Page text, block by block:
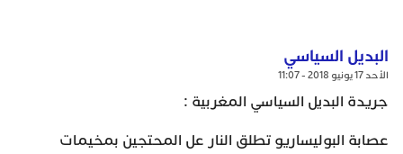
البديل السياسي
الأحد 17 يونيو 2018 - 11:07
جريدة البديل السياسي المغربية :
عصابة البوليساريو تطلق النار عل المحتجين بمخيمات